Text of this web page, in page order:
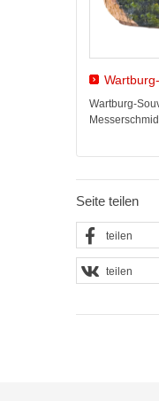
Wartburg-
Seite teilen
teilen
teilen